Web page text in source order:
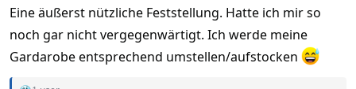
.
Eine äußerst nützliche Feststellung. Hatte ich mir so
noch gar nicht vergegenwärtigt. Ich werde meine
Gardarobe entsprechend umstellen/aufstocken